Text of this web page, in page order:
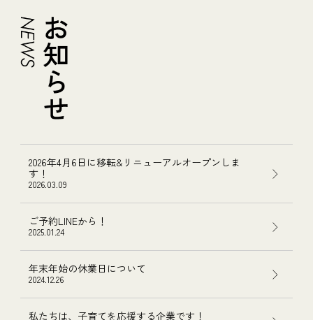
2026年4月6日に移転&リニューアルオープンしま
す！
2026.03.09
ご予約LINEから！
2025.01.24
年末年始の休業日について
2024.12.26
私たちは、子育てを応援する企業です！